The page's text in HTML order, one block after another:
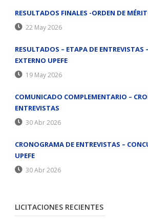
RESULTADOS FINALES -ORDEN DE
22 May 2026
RESULTADOS – ETAPA DE ENTREVISTAS
EXTERNO UPEFE
19 May 2026
COMUNICADO COMPLEMENTARIO –
ENTREVISTAS
30 Abr 2026
CRONOGRAMA DE ENTREVISTAS –
UPEFE
30 Abr 2026
LICITACIONES RECIENTES